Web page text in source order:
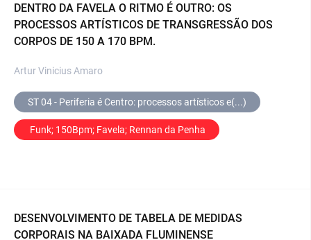
DENTRO DA FAVELA O RITMO É OUTRO: OS
PROCESSOS ARTÍSTICOS DE TRANSGRESSÃO DOS
CORPOS DE 150 A 170 BPM.
Artur Vinicius Amaro
ST 04 - Periferia é Centro: processos artísticos e(...)
Funk; 150Bpm; Favela; Rennan da Penha
DESENVOLVIMENTO DE TABELA DE MEDIDAS
CORPORAIS NA BAIXADA FLUMINENSE